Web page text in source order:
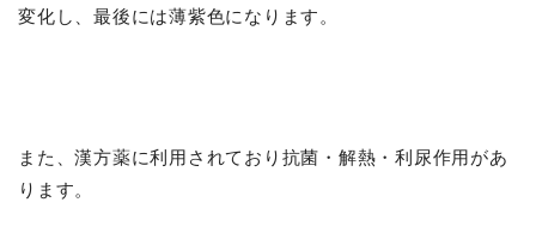
変化し、最後には薄紫色になります。
また、漢方薬に利用されており抗菌・解熱・利尿作用があ
ります。